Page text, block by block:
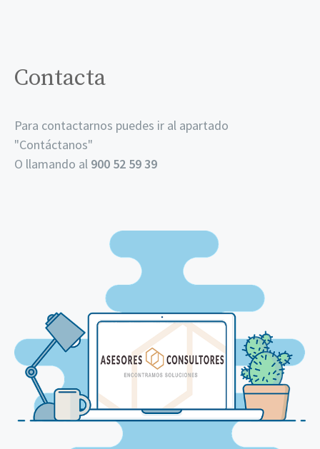
Contacta
Para contactarnos puedes ir al apartado
"Contáctanos"
O llamando al 900 52 59 39